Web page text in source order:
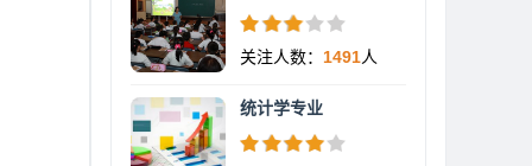
关注人数： 1491人
统计学专业